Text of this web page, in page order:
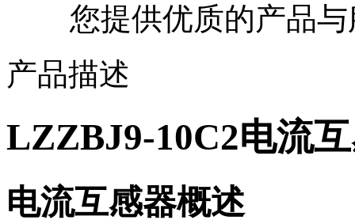
您提供优质的产品
产品描述
LZZBJ9-10C2电流
电流互感器概述